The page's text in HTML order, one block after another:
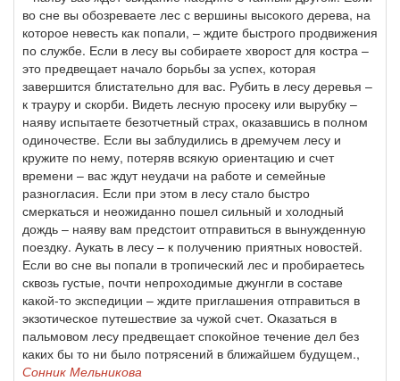
во сне вы обозреваете лес с вершины высокого дерева, на
которое невесть как попали, – ждите быстрого продвижения
по службе. Если в лесу вы собираете хворост для костра –
это предвещает начало борьбы за успех, которая
завершится блистательно для вас. Рубить в лесу деревья –
к трауру и скорби. Видеть лесную просеку или вырубку –
наяву испытаете безотчетный страх, оказавшись в полном
одиночестве. Если вы заблудились в дремучем лесу и
кружите по нему, потеряв всякую ориентацию и счет
времени – вас ждут неудачи на работе и семейные
разногласия. Если при этом в лесу стало быстро
смеркаться и неожиданно пошел сильный и холодный
дождь – наяву вам предстоит отправиться в вынужденную
поездку. Аукать в лесу – к получению приятных новостей.
Если во сне вы попали в тропический лес и пробираетесь
сквозь густые, почти непроходимые джунгли в составе
какой-то экспедиции – ждите приглашения отправиться в
экзотическое путешествие за чужой счет. Оказаться в
пальмовом лесу предвещает спокойное течение дел без
каких бы то ни было потрясений в ближайшем будущем.,
Сонник Мельникова